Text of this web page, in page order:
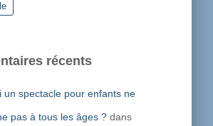
récents
un spectacle pour enfants ne
pas à tous les âges ?dans